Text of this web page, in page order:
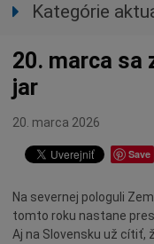
Kategórie
Spravodajstvo
Parkovacia politika
Ocenenia
Údržba
Doprava
20. marca sa
jar
20. marca 2026
Save
Na severnej pologuli
tomto roku nastane
Aj na Slovensku už cítiť,